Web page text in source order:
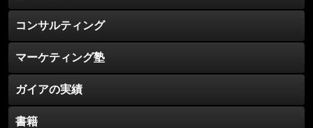
コンサルティング
マーケティング塾
ガイアの実績
書籍